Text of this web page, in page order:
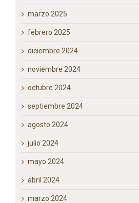
marzo 2025
febrero 2025
diciembre 2024
noviembre 2024
octubre 2024
septiembre 2024
agosto 2024
julio 2024
mayo 2024
abril 2024
marzo 2024